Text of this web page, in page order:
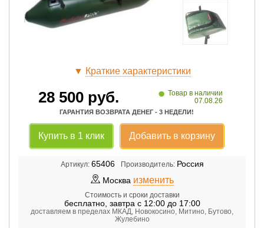
▼ Краткие характеристики
28 500руб. • Товар в наличии
07.08.26
ГАРАНТИЯ ВОЗВРАТА ДЕНЕГ - 3 НЕДЕЛИ!
Купить в 1 клик Добавить в корзину
Артикул: 65406 Производитель: Россия
Москва изменить
Стоимость и сроки доставки
бесплатно, завтра с 12:00 до 17:00
доставляем в пределах МКАД, Новокосино, Митино, Бутово,
Жулебино